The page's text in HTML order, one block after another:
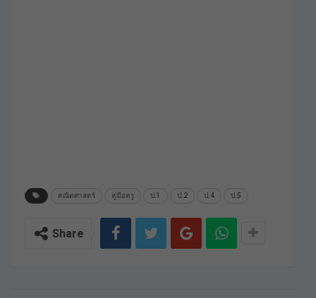
คณิตศาสตร์ คู่มือครู ป.1 ป.2 ป.4 ป.5
Share